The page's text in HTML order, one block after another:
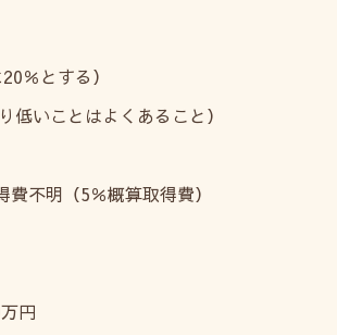
％とする）
いことはよくあること）
不明（5％概算取得費）
円